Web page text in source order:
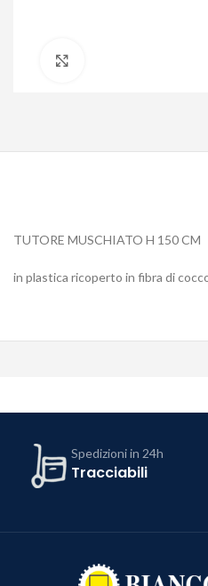
TUTORE MUSCHIATO H 150 CM
in plastica ricoperto in fibra di
Spedizioni in 24h
Tracciabili